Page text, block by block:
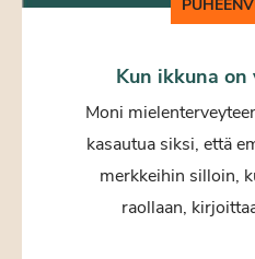
Kun ikkuna on
Moni
kasautua siksi, että
merkkeihin silloin,
raollaan,